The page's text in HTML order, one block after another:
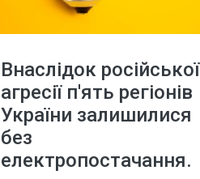
Внаслідок російської
агресії п'ять регіонів
України залишилися
без
електропостачання.